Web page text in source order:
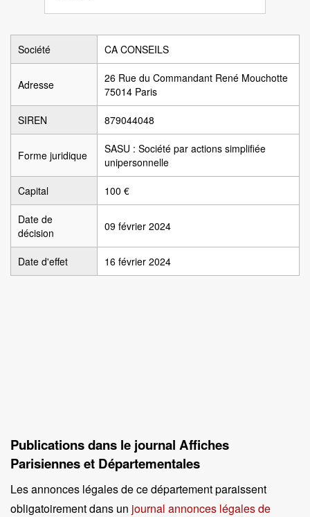
Société CA CONSEILS
Adresse
26 Rue du Commandant René Mouchotte
75014 Paris
SIREN 879044048
Forme juridique
SASU : Société par actions simplifiée
unipersonnelle
Capital 100 €
Date de
décision
09 février 2024
Date d'effet 16 février 2024
Publications dans le journal Affiches
Parisiennes et Départementales
Les annonces légales de ce département paraissent
obligatoirement dans un journal annonces légales de